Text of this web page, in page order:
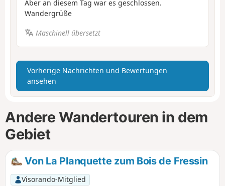
Aber an diesem Tag war es geschlossen.
Wandergrüße
Maschinell übersetzt
Vorherige Nachrichten und Bewertungen
ansehen
Andere Wandertouren in dem
Gebiet
Von La Planquette zum Bois de Fressin
Visorando-Mitglied